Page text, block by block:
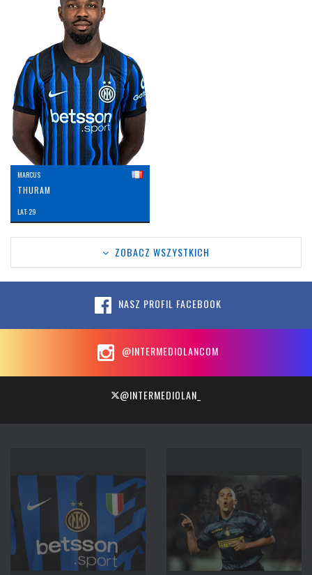
MARCUS
THURAM
LAT: 29
ZOBACZ WSZYSTKICH
NASZ PROFIL FACEBOOK
@INTERMEDIOLANCOM
@INTERMEDIOLAN_